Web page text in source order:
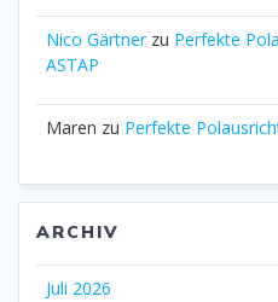
Nico Gärtnerzu Perfekte
ASTAP
Maren zu Perfekte
ARCHIV
Juli 2026